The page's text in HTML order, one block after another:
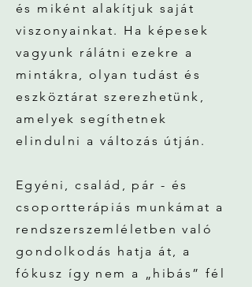
és miként alakítjuk saját
viszonyainkat. Ha képesek
vagyunk rálátni ezekre a
mintákra, olyan tudást és
eszköztárat szerezhetünk,
amelyek segíthetnek
elindulni a változás útján.
Egyéni, család, pár - és
csoportterápiás munkámat a
rendszerszemléletben való
gondolkodás hatja át, a
fókusz így nem a „hibás” fél